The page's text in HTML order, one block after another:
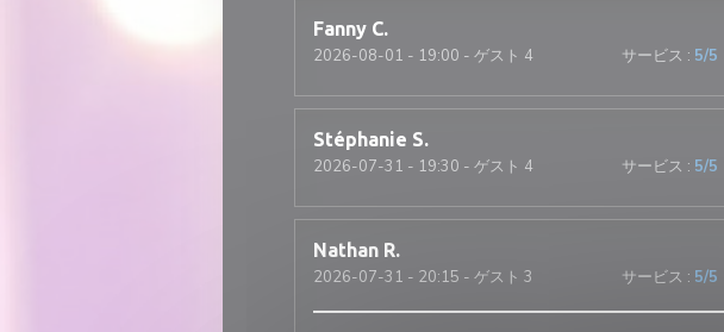
Fanny C
2026-08-01 - 19:00 - ゲスト 4 サービス : 5/5
Stéphanie S
2026-07-31 - 19:30 - ゲスト 4 サービス : 5/5
Nathan R
2026-07-31 - 20:15 - ゲスト 3 サービス : 5/5